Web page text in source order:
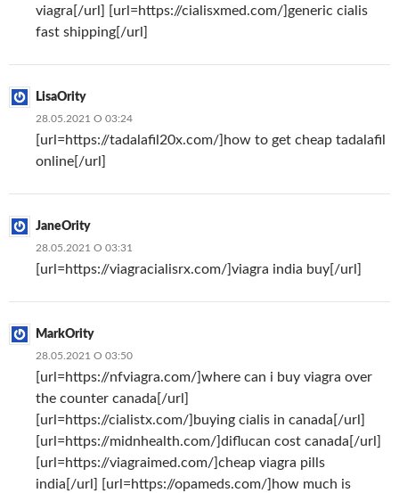
viagra[/url] [url=https://cialisxmed.com/]generic cialis
fast shipping[/url]
LisaOrity
28.05.2021 О 03:24
[url=https://tadalafil20x.com/]how to get cheap tadalafil
online[/url]
JaneOrity
28.05.2021 О 03:31
[url=https://viagracialisrx.com/]viagra india buy[/url]
MarkOrity
28.05.2021 О 03:50
[url=https://nfviagra.com/]where can i buy viagra over
the counter canada[/url]
[url=https://cialistx.com/]buying cialis in canada[/url]
[url=https://midnhealth.com/]diflucan cost canada[/url]
[url=https://viagraimed.com/]cheap viagra pills
india[/url] [url=https://opameds.com/]how much is